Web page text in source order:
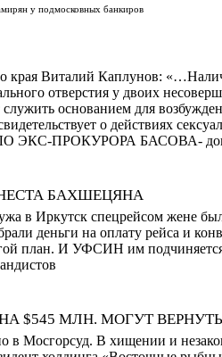
у подмосковных банкиров
края Виталий Каплунов:
отверстия у двоих
основанием для
о действиях
ЭКС-ПРОКУРОРА БАСОВА-
БАХШЕЦЯНА
в Иркутск спецрейсом жене
деньги на оплату рейса и
план. И УФСИН им
$545 МЛН. МОГУТ
в Мосгорсуд. В хищении и